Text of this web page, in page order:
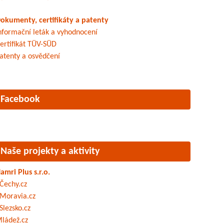
certifikáty a patenty
leták a vyhodnocení
TÜV-SÜD
a osvědčení
Facebook
Naše projekty a aktivity
Plus s.r.o.